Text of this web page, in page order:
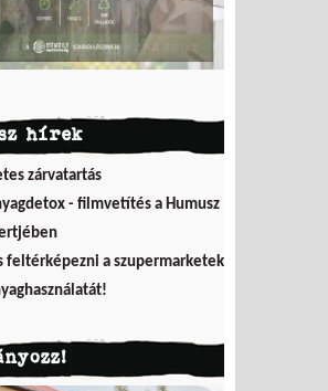
hírek
zárvatartás
- filmvetítés a Humusz
feltérképezni a szupermarketek